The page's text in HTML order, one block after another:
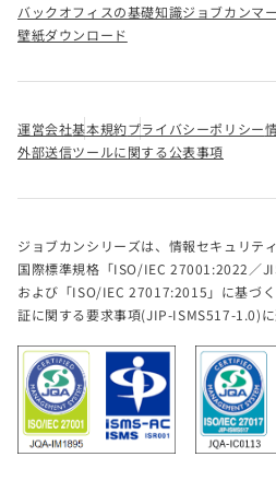
バックオフィスの基礎知識ジョブカンマ
壁紙ダウンロード
運営会社基本規約プライバシーポリシー
外部送信ツールに関する公表事項
ジョブカンシリーズは、情報セキュリテ
国際標準規格「ISO/IEC 27001:2022／
および「ISO/IEC 27017:2015」に基づ
証に関する要求事項(JIP-ISMS517-1.0)に